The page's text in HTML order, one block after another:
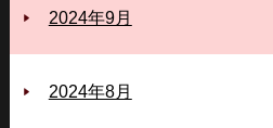
2024年9月
2024年8月